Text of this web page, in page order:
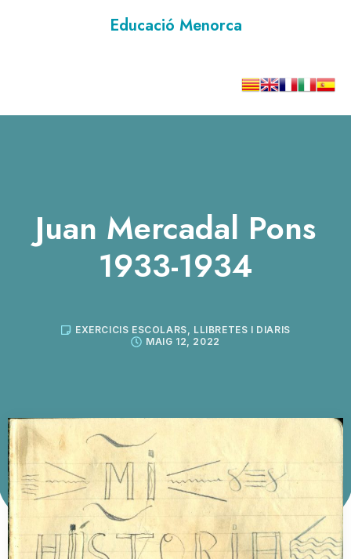
Educació Menorca
Juan Mercadal Pons
1933-1934
EXERCICIS ESCOLARS, LLIBRETES I DIARIS
MAIG 12, 2022